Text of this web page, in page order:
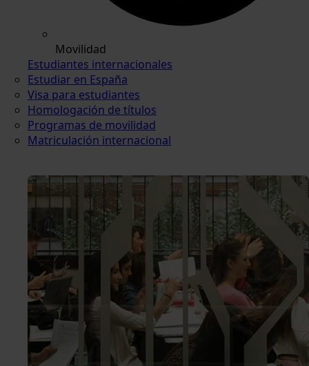
Movilidad
Estudiantes internacionales
Estudiar en España
Visa para estudiantes
Homologación de títulos
Programas de movilidad
Matriculación internacional